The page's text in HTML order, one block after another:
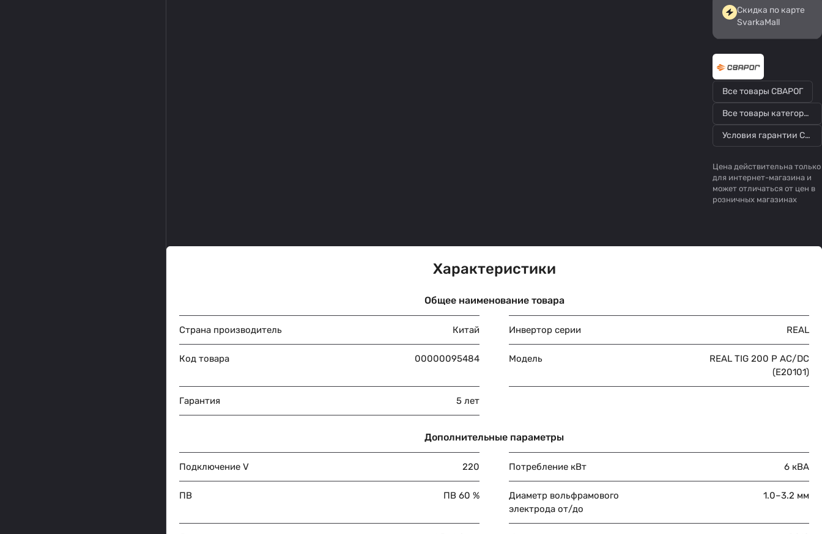
Скидка по карте
SvarkaMall
Все товары СВАРОГ
Все товары категории
Условия гарантии СВАРОГ
Цена действительна только
для интернет-магазина и
может отличаться от цен в
розничных магазинах
Характеристики
Общее наименование товара
Страна производитель Китай Инвертор серии REAL
Код товара 00000095484 Модель
REAL TIG 200 P AC/DC
(E20101)
Гарантия 5 лет
Дополнительные параметры
Подключение V 220 Потребление кВт 6 кВА
ПВ ПВ 60 %
Диаметр вольфрамового
электрода от/до
1.0–3.2 мм